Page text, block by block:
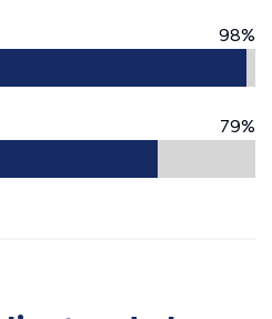
98%
79%